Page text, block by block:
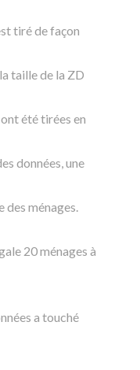
tiré de façon
taille de la ZD
été tirées en
données, une
des ménages.
20 ménages à
a touché